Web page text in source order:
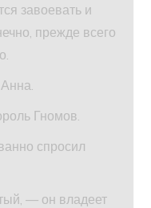
завоевать и
прежде всего
Гномов.
спросил
— он владеет